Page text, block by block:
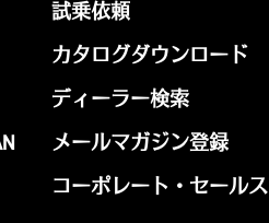
試乗依頼
カタログダウンロード
ディーラー検索
メールマガジン登録
コーポレート・セールス